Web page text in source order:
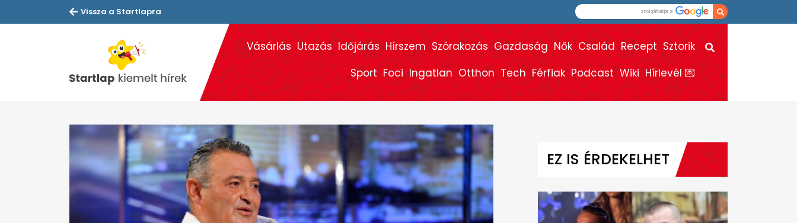
Vissza a Startlapra
Vásárlás Utazás Időjárás Hírszem Szórakozás Gazdaság Nők Család Recept Sztorik
Sport Foci Ingatlan Otthon Tech Férfiak Podcast Wiki Hírlevél 💌
EZ IS ÉRDEKELHET